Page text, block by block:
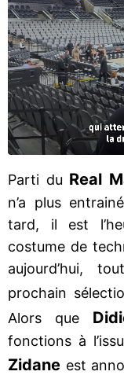
Parti du Real
n’a plus
tard, il est
costume de
aujourd’hui,
prochain
Alors que
fonctions à
Zidane est